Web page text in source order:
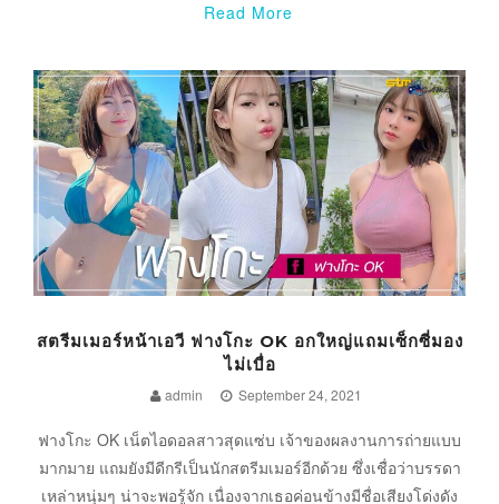
Read More
สตรีมเมอร์หน้าเอวี ฟางโกะ OK อกใหญ่แถมเซ็กซี่มอง
ไม่เบื่อ
admin September 24, 2021
ฟางโกะ OK เน็ตไอดอลสาวสุดแซ่บ เจ้าของผลงานการถ่ายแบบ
มากมาย แถมยังมีดีกรีเป็นนักสตรีมเมอร์อีกด้วย ซึ่งเชื่อว่าบรรดา
เหล่าหนุ่มๆ น่าจะพอรู้จัก เนื่องจากเธอค่อนข้างมีชื่อเสียงโด่งดัง